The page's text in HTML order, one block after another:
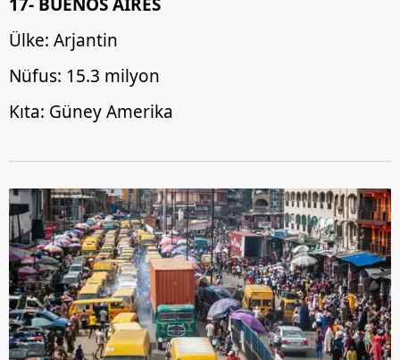
Ülke: Arjantin
Nüfus: 15.3 milyon
Kıta: Güney Amerika